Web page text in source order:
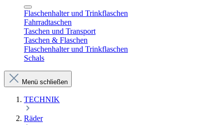
Flaschenhalter und Trinkflaschen
Fahrradtaschen
Taschen und Transport
Taschen & Flaschen
Flaschenhalter und Trinkflaschen
Schals
Menü schließen
TECHNIK
Räder